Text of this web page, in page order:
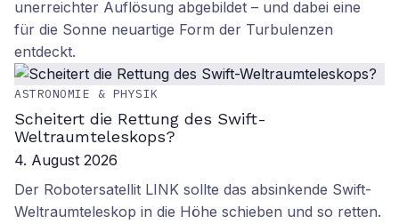
unerreichter Auflösung abgebildet – und dabei eine
für die Sonne neuartige Form der Turbulenzen
entdeckt.
ASTRONOMIE & PHYSIK
Scheitert die Rettung des Swift-
Weltraumteleskops?
4. August 2026
Der Robotersatellit LINK sollte das absinkende Swift-
Weltraumteleskop in die Höhe schieben und so retten.